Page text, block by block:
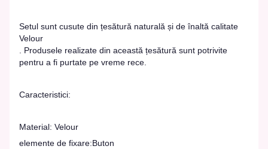
Setul sunt cusute din țesătură naturală și de înaltă calitate
Velour
. Produsele realizate din această țesătură sunt potrivite
pentru a fi purtate pe vreme rece.
Caracteristici:
Material: Velour
elemente de fixare:Buton